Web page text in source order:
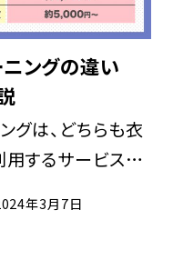
ニングの違い
グは、どちらも衣
するサービスで
年3月7日